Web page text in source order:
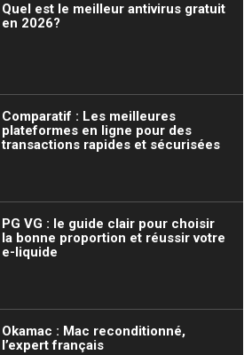
Quel est le meilleur antivirus gratuit
en 2026?
Comparatif : Les meilleures
plateformes en ligne pour des
transactions rapides et sécurisées
PG VG : le guide clair pour choisir
la bonne proportion et réussir votre
e-liquide
Okamac : Mac reconditionné,
l’expert français